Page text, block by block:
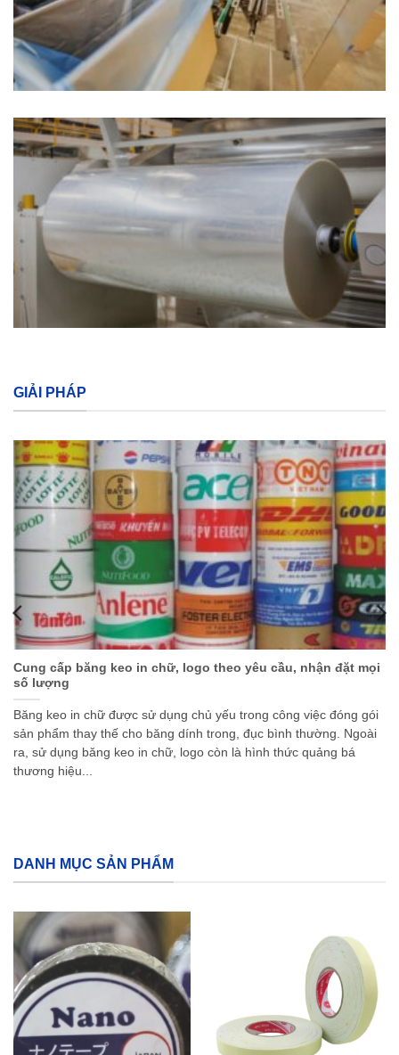
GIẢI PHÁP
Cung cấp băng keo in chữ, logo theo yêu cầu, nhận đặt mọi
số lượng
Băng keo in chữ được sử dụng chủ yếu trong công việc đóng gói
sản phẩm thay thế cho băng dính trong, đục bình thường. Ngoài
ra, sử dụng băng keo in chữ, logo còn là hình thức quảng bá
thương hiệu...
DANH MỤC SẢN PHẨM